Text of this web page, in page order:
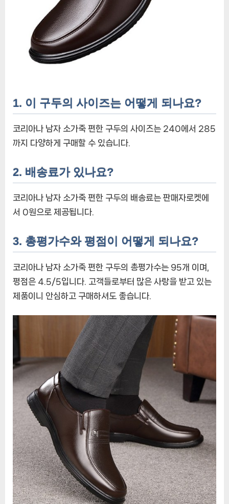
1. 이 구두의 사이즈는 어떻게 되나요?
코리아나 남자 소가죽 편한 구두의 사이즈는 240에서 285
까지 다양하게 구매할 수 있습니다.
2. 배송료가 있나요?
코리아나 남자 소가죽 편한 구두의 배송료는 판매자로켓에
서 0원으로 제공됩니다.
3. 총평가수와 평점이 어떻게 되나요?
코리아나 남자 소가죽 편한 구두의 총평가수는 95개 이며,
평점은 4.5/5입니다. 고객들로부터 많은 사랑을 받고 있는
제품이니 안심하고 구매하셔도 좋습니다.